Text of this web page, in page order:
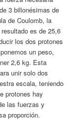
3 billonésimas de
de Coulomb, la
es de 25,6
los dos protones
un peso,
2,6 kg. Esta
unir solo dos
escala, teniendo
protones hay
las fuerzas y
proporción.